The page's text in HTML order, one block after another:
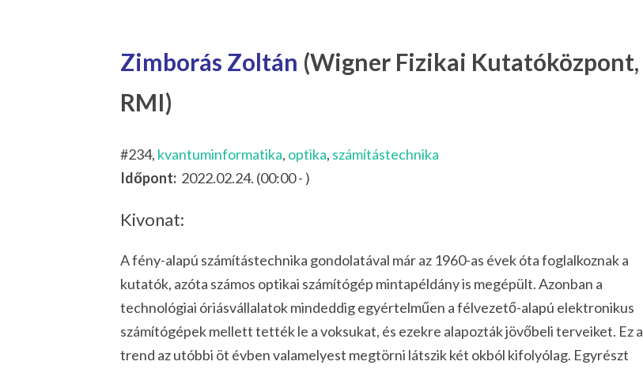
Zimborás Zoltán (Wigner Fizikai Kutatóközpont,
RMI)
#234, kvantuminformatika, optika, számítástechnika
Időpont: 2022.02.24. (00:00 - )
Kivonat:
A fény-alapú számítástechnika gondolatával már az 1960-as évek óta foglalkoznak a
kutatók, azóta számos optikai számítógép mintapéldány is megépült. Azonban a
technológiai óriásvállalatok mindeddig egyértelműen a félvezető-alapú elektronikus
számítógépek mellett tették le a voksukat, és ezekre alapozták jövőbeli terveiket. Ez a
trend az utóbbi öt évben valamelyest megtörni látszik két okból kifolyólag. Egyrészt